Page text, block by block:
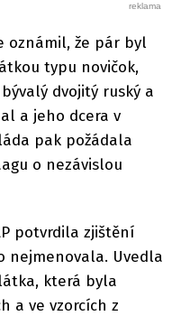
oznámil, že pár byl
typu novičok,
dvojitý ruský a
a jeho dcera v
pak požádala
o nezávislou
potvrdila zjištění
nejmenovala. Uvedla
která byla
a ve vzorcích z